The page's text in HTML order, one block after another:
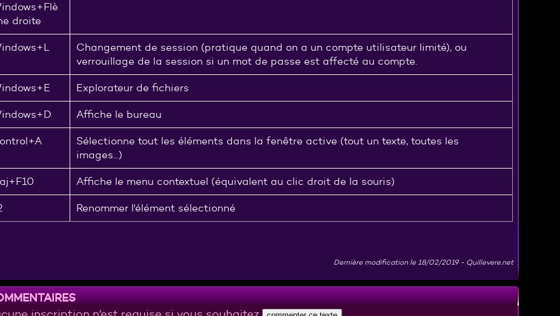
droite
Changement de session (pratique quand on a un compte utilisateur limité), ou
verrouillage de la session si un mot de passe est affecté au compte.
Explorateur de fichiers
Affiche le bureau
Sélectionne tout les éléments dans la fenêtre active (tout un texte, toutes les
images...)
Affiche le menu contextuel (équivalent au clic droit de la souris)
Renommer l'élément sélectionné
Dernière modification le 18/02/2019- Quillevere.net